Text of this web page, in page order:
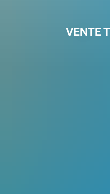
VENTE